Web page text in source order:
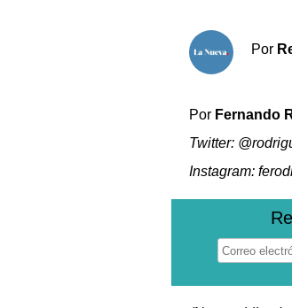
Suplementos
Servicios
Por
Por Fernando
Twitter:
Instagram: